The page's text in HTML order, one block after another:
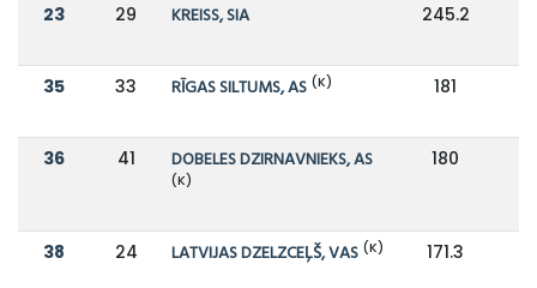
23 29 KREISS, SIA 245.2
35 33 RĪGAS SILTUMS, AS (K) 181
36 41 DOBELES DZIRNAVNIEKS, AS
(K)
180
38 24 LATVIJAS DZELZCEĻŠ, VAS (K) 171.3